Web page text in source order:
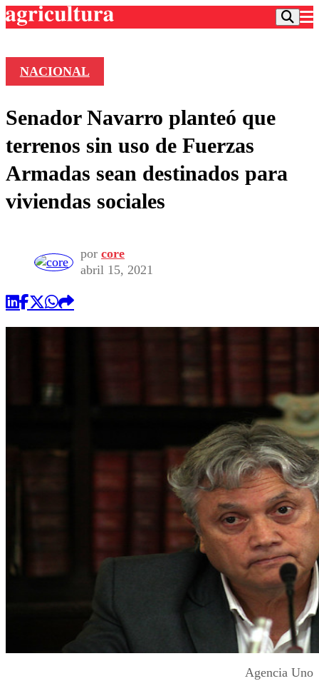
Frecuencias
Agricultura TV
Deportes
Colo Colo
Motor
Torneo Internacional
Torneo Nacional
Entretención
Noticias
Internacional
Nacional
Vida Social
Programas
Comercial
NACIONAL
Senador Navarro planteó que
terrenos sin uso de Fuerzas
Armadas sean destinados para
viviendas sociales
por core
abril 15, 2021
Agencia Uno